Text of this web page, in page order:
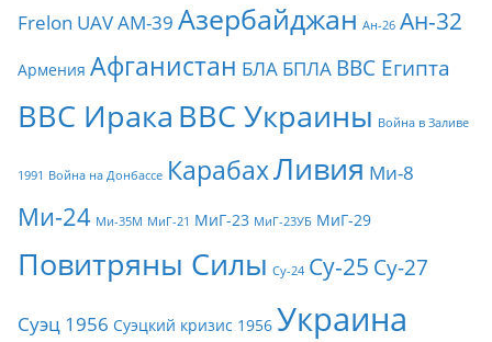
Frelon UAVАМ-39 Азербайджан Ан-26 Ан-32
Армения Афганистан БЛА БПЛА ВВС Египта
ВВС Ирака ВВС Украины Война в Заливе
1991 Война на Донбассе КарабахЛивия Ми-8
Ми-24 Ми-35М МиГ-21 МиГ-23 МиГ-23УБ МиГ-29
Повитряны Силы Су-24 Су-25 Су-27
Суэц 1956 Суэцкий кризис 1956 Украина